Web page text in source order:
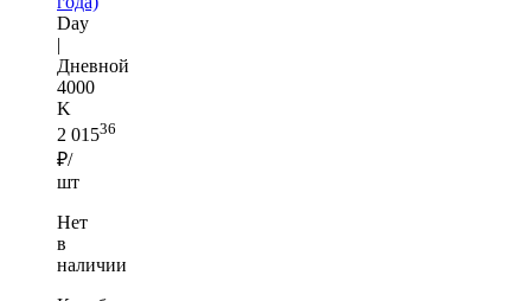
Day
|
Дневной
4000
K
2 01536
₽/
шт
Нет
в
наличии